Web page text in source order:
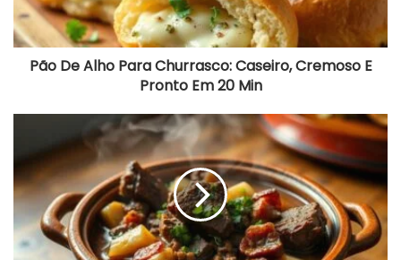
Pronto
Em
20
MinPão De Alho Para Churrasco: Caseiro, Cremoso E
Pronto Em 20 Min
Costela
Mandioca
E
Bacon:
Cozido
Cremoso
E
Suculento